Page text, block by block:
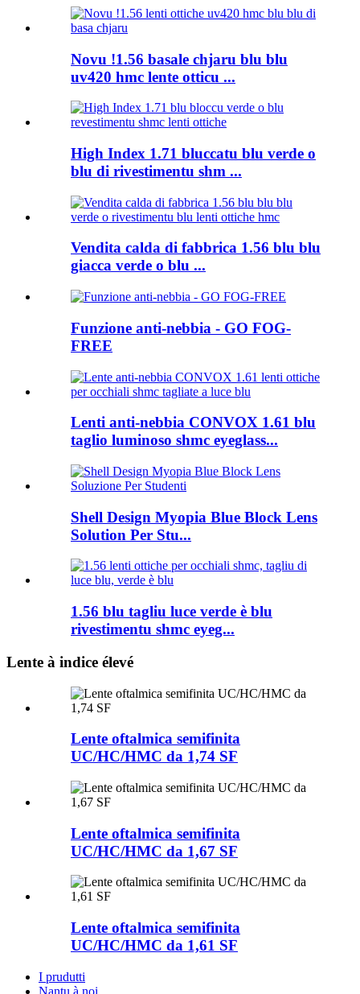
Novu !1.56 basale chjaru blu blu
uv420 hmc lente otticu ...
High Index 1.71 bluccatu blu verde o
blu di rivestimentu shm ...
Vendita calda di fabbrica 1.56 blu blu
giacca verde o blu ...
Funzione anti-nebbia - GO FOG-
FREE
Lenti anti-nebbia CONVOX 1.61 blu
taglio luminoso shmc eyeglass...
Shell Design Myopia Blue Block Lens
Solution Per Stu...
1.56 blu tagliu luce verde è blu
rivestimentu shmc eyeg...
Lente à indice élevé
Lente oftalmica semifinita
UC/HC/HMC da 1,74 SF
Lente oftalmica semifinita
UC/HC/HMC da 1,67 SF
Lente oftalmica semifinita
UC/HC/HMC da 1,61 SF
I prudutti
Nantu à noi